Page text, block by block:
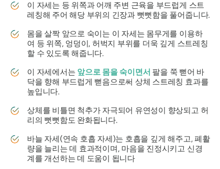
이 자세는 등 위쪽과 어깨 주변 근육을 부드럽게 스트
레칭해 주어 해당 부위의 긴장과 뻣뻣함을 풀어줍니다.
몸을 살짝 앞으로 숙이는 이 자세는 몸무게를 이용하
여 등 위쪽, 엉덩이, 허벅지 부위를 더욱 깊게 스트레칭
할 수 있도록 해줍니다.
이 자세에서는 앞으로 몸을 숙이면서 팔을 쭉 뻗어 바
닥을 향해 부드럽게 뻗음으로써 상체 스트레칭 효과를
높입니다.
상체를 비틀면 척추가 자극되어 유연성이 향상되고 허
리의 뻣뻣함도 완화됩니다.
바늘 자세(연속 호흡 자세)는 호흡을 깊게 해주고, 폐활
량을 늘리는 데 효과적이며, 마음을 진정시키고 신경
계를 개선하는 데 도움이 됩니다